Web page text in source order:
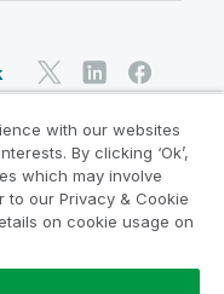
with our websites
By clicking ‘Ok’,
which may involve
to our Privacy & Cookie
on cookie usage on